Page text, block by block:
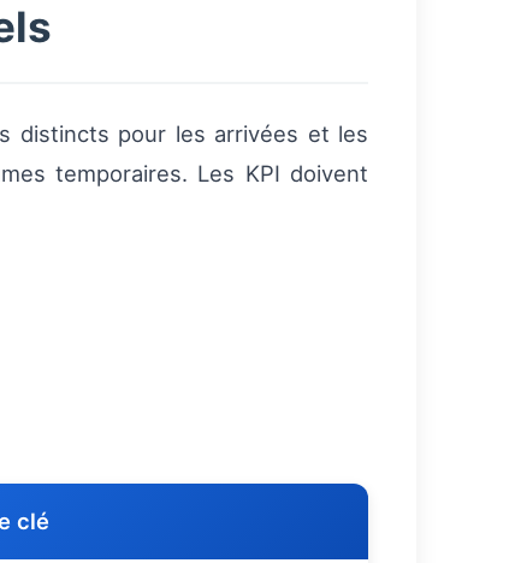
distincts pour les arrivées et les
temporaires. Les KPI doivent
clé